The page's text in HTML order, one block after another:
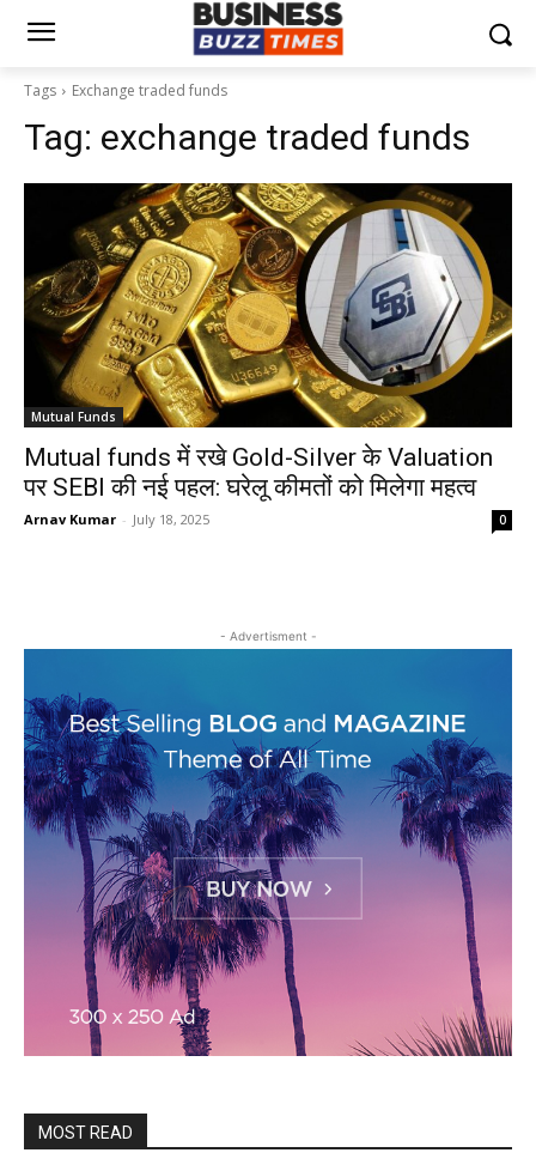
Tags Exchange traded funds
Tag: exchange traded funds
Mutual Funds
Mutual funds में रखे Gold-Silver के Valuation
पर SEBI की नई पहल: घरेलू कीमतों को मिलेगा महत्व
Arnav Kumar - July 18, 2025 0
- Advertisment -
MOST READ